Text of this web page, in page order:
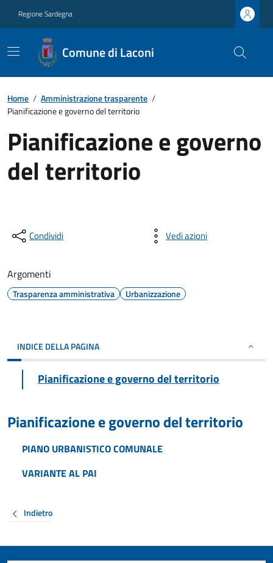
Regione Sardegna
Comune di Laconi
Home / Amministrazione trasparente /
Pianificazione e governo del territorio
Pianificazione e governo
del territorio
Condividi Vedi azioni
Argomenti
Trasparenza amministrativa Urbanizzazione
INDICE DELLA PAGINA
Pianificazione e governo del territorio
Pianificazione e governo del territorio
PIANO URBANISTICO COMUNALE
VARIANTE AL PAI
Indietro